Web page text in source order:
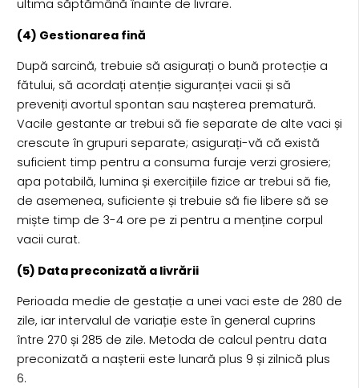
ultima săptămână înainte de livrare.
(4) Gestionarea fină
După sarcină, trebuie să asigurați o bună protecție a
fătului, să acordați atenție siguranței vacii și să
preveniți avortul spontan sau nașterea prematură.
Vacile gestante ar trebui să fie separate de alte vaci și
crescute în grupuri separate; asigurați-vă că există
suficient timp pentru a consuma furaje verzi grosiere;
apa potabilă, lumina și exercițiile fizice ar trebui să fie,
de asemenea, suficiente și trebuie să fie libere să se
miște timp de 3-4 ore pe zi pentru a menține corpul
vacii curat.
(5) Data preconizată a livrării
Perioada medie de gestație a unei vaci este de 280 de
zile, iar intervalul de variație este în general cuprins
între 270 și 285 de zile. Metoda de calcul pentru data
preconizată a nașterii este lunară plus 9 și zilnică plus
6.